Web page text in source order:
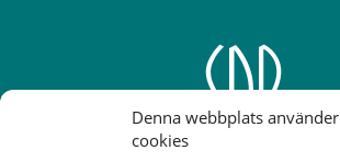
Denna webbplats använder
cookies